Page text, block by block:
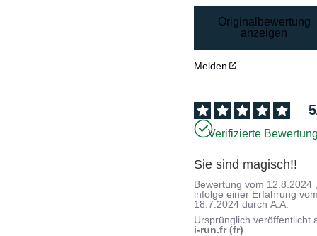
Originalbewertung
anzeigen
Melden
5
Verifizierte
Sie sind magisch!!
Bewertung vom 12.8.2024
infolge einer Erfahrung
18.7.2024 durchA.A.
Ursprünglich veröffentlicht
i-run.fr (fr)